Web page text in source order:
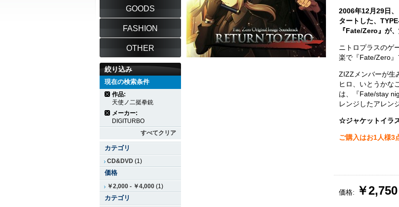
2006年12月29日
タートした、
『Fate/Zero』が
ニトロプラスのゲ
楽で『Fate/Zero』
ZIZZメンバーが生
ヒロ、いとうかな
は、『Fate/stay
レンジしたアレン
☆ジャケットイラ
ご購入はお1人様3
価格: ￥2,750
GOODS
FASHION
OTHER
絞り込み
現在の検索条件
作品:
天使ノ二挺拳銃
メーカー:
DIGITURBO
すべてクリア
カテゴリ
CD&DVD (1)
価格
￥2,000 - ￥4,000 (1)
カテゴリ